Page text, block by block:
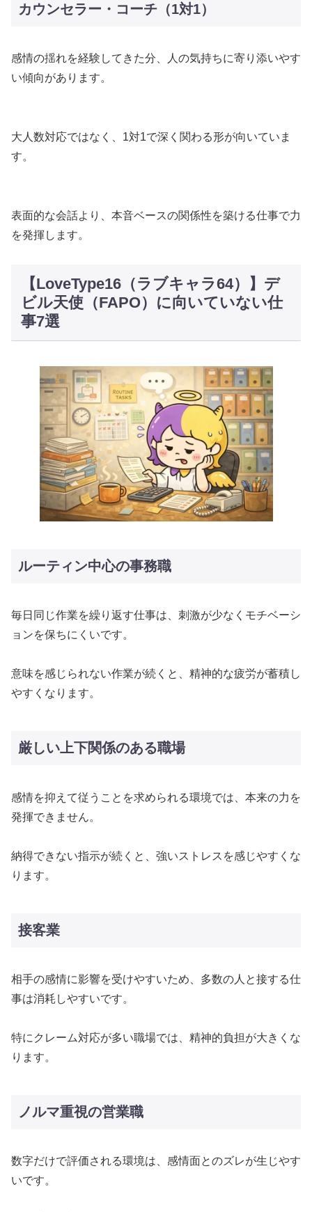
カウンセラー・コーチ（1対1）
感情の揺れを経験してきた分、人の気持ちに寄り添いやす
い傾向があります。
大人数対応ではなく、1対1で深く関わる形が向いていま
す。
表面的な会話より、本音ベースの関係性を築ける仕事で力
を発揮します。
【LoveType16（ラブキャラ64）】デ
ビル天使（FAPO）に向いていない仕
事7選
ルーティン中心の事務職
毎日同じ作業を繰り返す仕事は、刺激が少なくモチベーシ
ョンを保ちにくいです。
意味を感じられない作業が続くと、精神的な疲労が蓄積し
やすくなります。
厳しい上下関係のある職場
感情を抑えて従うことを求められる環境では、本来の力を
発揮できません。
納得できない指示が続くと、強いストレスを感じやすくな
ります。
接客業
相手の感情に影響を受けやすいため、多数の人と接する仕
事は消耗しやすいです。
特にクレーム対応が多い職場では、精神的負担が大きくな
ります。
ノルマ重視の営業職
数字だけで評価される環境は、感情面とのズレが生じやす
いです。